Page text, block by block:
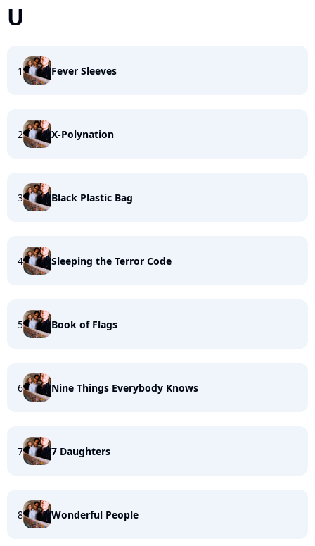
U
1 Fever Sleeves
2 X-Polynation
3 Black Plastic Bag
4 Sleeping the Terror Code
5 Book of Flags
6 Nine Things Everybody Knows
7 7 Daughters
8 Wonderful People